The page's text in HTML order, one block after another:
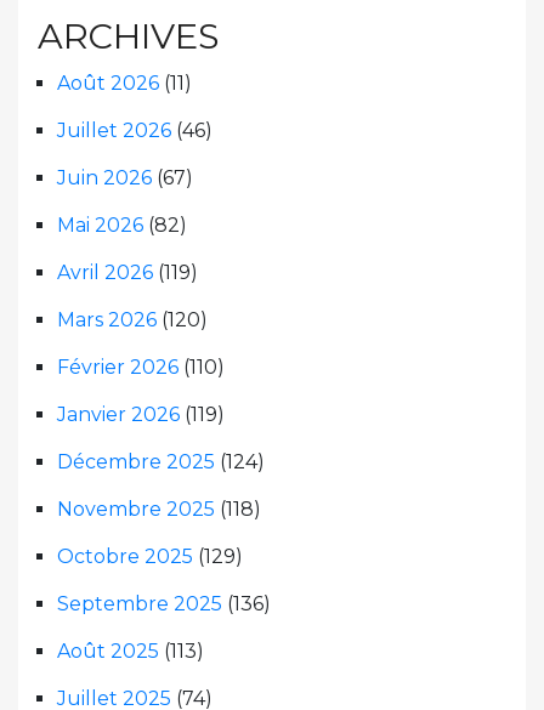
ARCHIVES
Août 2026 (11)
Juillet 2026 (46)
Juin 2026 (67)
Mai 2026 (82)
Avril 2026 (119)
Mars 2026 (120)
Février 2026 (110)
Janvier 2026 (119)
Décembre 2025 (124)
Novembre 2025 (118)
Octobre 2025 (129)
Septembre 2025 (136)
Août 2025 (113)
Juillet 2025 (74)